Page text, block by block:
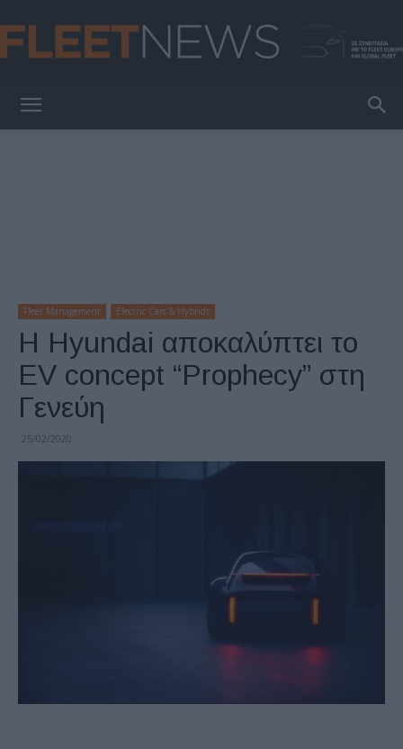
Fleet Management Electric Cars & Hybrids
H Hyundai αποκαλύπτει το
EV concept “Prophecy” στη
Γενεύη
25/02/2020